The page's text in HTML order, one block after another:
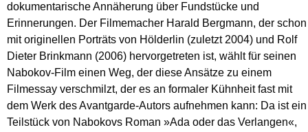
dokumentarische Annäherung über Fundstücke und
Erinnerungen. Der Filmemacher Harald Bergmann, der schon
mit originellen Porträts von Hölderlin (zuletzt 2004) und Rolf
Dieter Brinkmann (2006) hervorgetreten ist, wählt für seinen
Nabokov-Film einen Weg, der diese Ansätze zu einem
Filmessay verschmilzt, der es an formaler Kühnheit fast mit
dem Werk des Avantgarde-Autors aufnehmen kann: Da ist ein
Teilstück von Nabokovs Roman »Ada oder das Verlangen«,